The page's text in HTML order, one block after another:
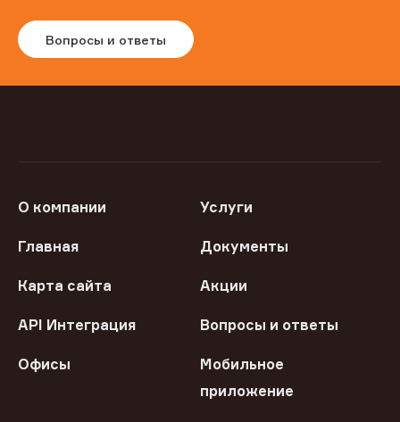
Вопросы и ответы
О компании Услуги
Главная Документы
Карта сайта Акции
API Интеграция Вопросы и ответы
Офисы
Мобильное
приложение